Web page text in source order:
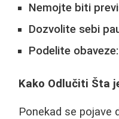
Nemojte biti
Dozvolite sebi
Podelite obaveze:
Kako Odlučiti Šta
Ponekad se pojave